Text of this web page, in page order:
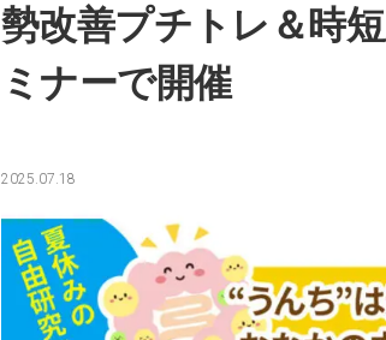
勢改善プチトレ＆時
ミナーで開催
2025.07.18